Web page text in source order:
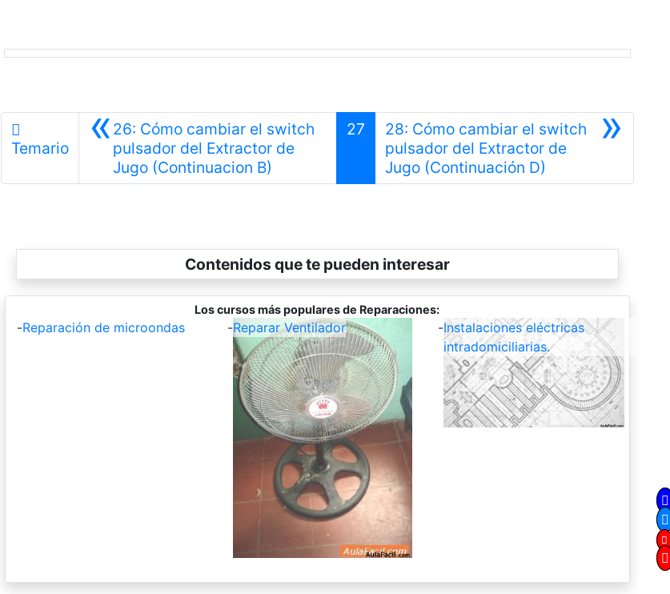
Temario «26: Cómo cambiar el switch
pulsador del Extractor de
Jugo (Continuacion B)
27 »
28: Cómo cambiar el switch
pulsador del Extractor de
Jugo (Continuación D)
Contenidos que te pueden interesar
Los cursos más populares de Reparaciones:
-Reparación de microondas -Reparar Ventilador -Instalaciones eléctricas
intradomiciliarias.